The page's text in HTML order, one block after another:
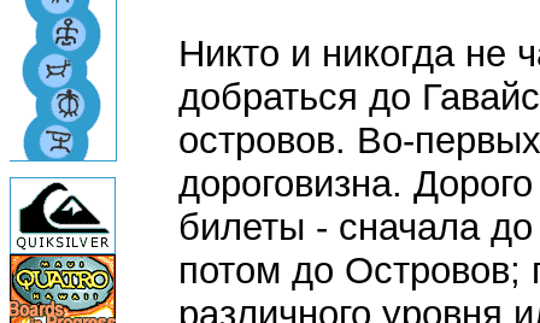
Никто и никогда не
добраться до
островов. Во-
дороговизна.
билеты - сначала
потом до Островов;
различного уровня